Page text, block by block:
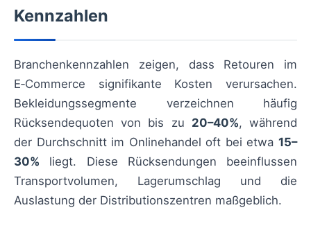
Kennzahlen
Branchenkennzahlen zeigen, dass Retouren im
E‑Commerce signifikante Kosten verursachen.
Bekleidungssegmente verzeichnen häufig
Rücksendequoten von bis zu 20–40%, während
der Durchschnitt im Onlinehandel oft bei etwa 15–
30% liegt. Diese Rücksendungen beeinflussen
Transportvolumen, Lagerumschlag und die
Auslastung der Distributionszentren maßgeblich.